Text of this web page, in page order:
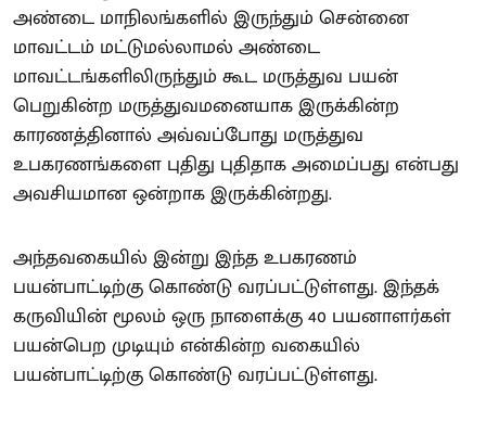
அண்டை மாநிலங்களில் இருந்தும் சென்னை
மாவட்டம் மட்டுமல்லாமல் அண்டை
மாவட்டங்களிலிருந்தும் கூட மருத்துவ பயன்
பெறுகின்ற மருத்துவமனையாக இருக்கின்ற
காரணத்தினால் அவ்வப்போது மருத்துவ
உபகரணங்களை புதிது புதிதாக அமைப்பது என்பது
அவசியமான ஒன்றாக இருக்கின்றது.
அந்தவகையில் இன்று இந்த உபகரணம்
பயன்பாட்டிற்கு கொண்டு வரப்பட்டுள்ளது. இந்தக்
கருவியின் மூலம் ஒரு நாளைக்கு 40 பயனாளர்கள்
பயன்பெற முடியும் என்கின்ற வகையில்
பயன்பாட்டிற்கு கொண்டு வரப்பட்டுள்ளது.